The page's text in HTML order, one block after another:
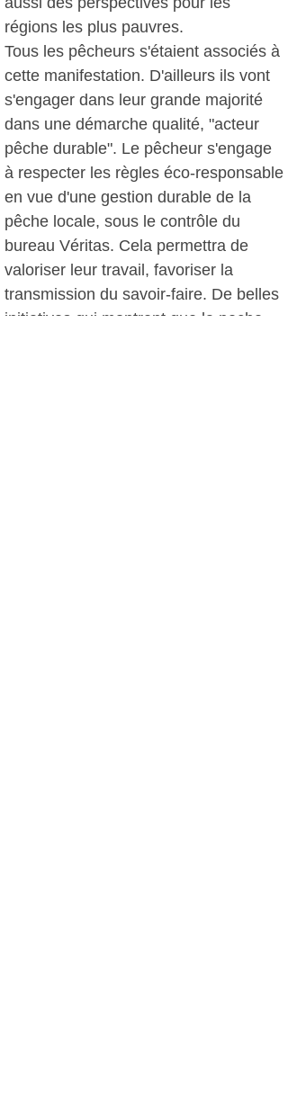
régions les plus pauvres.
Tous les pêcheurs s'étaient associés à
cette manifestation. D'ailleurs ils vont
s'engager dans leur grande majorité
dans une démarche qualité, "acteur
pêche durable". Le pêcheur s'engage
à respecter les règles éco-responsable
en vue d'une gestion durable de la
pêche locale, sous le contrôle du
bureau Véritas. Cela permettra de
valoriser leur travail, favoriser la
transmission du savoir-faire. De belles
initiatives qui montrent que la peche